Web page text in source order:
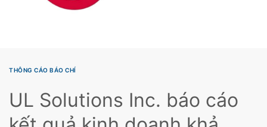
THÔNG CÁO BÁO CHÍ
UL Solutions Inc. báo cáo